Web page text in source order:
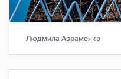
Людмила Авраменко